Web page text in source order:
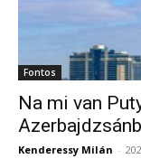
Fontos
Na mi van
Kenderessy Milán -